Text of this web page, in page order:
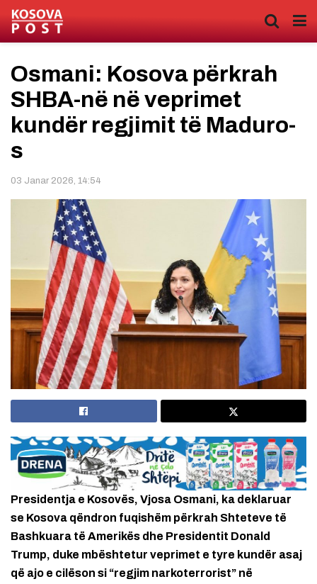
Osmani: Kosova përkrah
SHBA-në në veprimet
kundër regjimit të Maduro-
s
03 Janar 2026, 14:54
Presidentja e Kosovës, Vjosa Osmani, ka deklaruar
se Kosova qëndron fuqishëm përkrah Shteteve të
Bashkuara të Amerikës dhe Presidentit Donald
Trump, duke mbështetur veprimet e tyre kundër asaj
që ajo e cilëson si “regjim narkoterrorist” në